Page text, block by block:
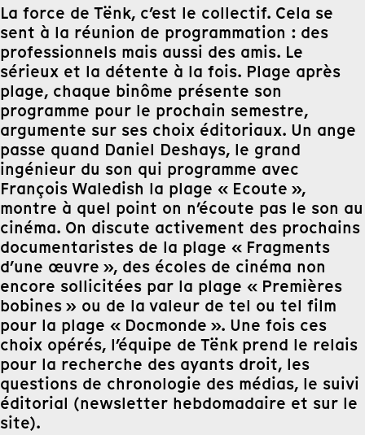
La force de Tënk, c’est le collectif. Cela se
sent à la réunion de programmation : des
professionnels mais aussi des amis. Le
sérieux et la détente à la fois. Plage après
plage, chaque binôme présente son
programme pour le prochain semestre,
argumente sur ses choix éditoriaux. Un ange
passe quand Daniel Deshays, le grand
ingénieur du son qui programme avec
François Waledish la plage « Ecoute »,
montre à quel point on n’écoute pas le son au
cinéma. On discute activement des prochains
documentaristes de la plage « Fragments
d’une œuvre », des écoles de cinéma non
encore sollicitées par la plage « Premières
bobines » ou de la valeur de tel ou tel film
pour la plage « Docmonde ». Une fois ces
choix opérés, l’équipe de Tënk prend le relais
pour la recherche des ayants droit, les
questions de chronologie des médias, le suivi
éditorial (newsletter hebdomadaire et sur le
site).